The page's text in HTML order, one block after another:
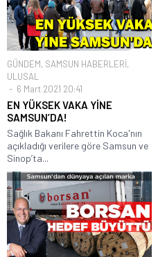
GÜNDEM, SAMSUN HABERLERİ,
ULUSAL
6 Mart 2021 20:41
EN YÜKSEK VAKA YİNE
SAMSUN’DA!
Sağlık Bakanı Fahrettin Koca'nın
açıkladığı verilere göre Samsun ve
Sinop’ta...